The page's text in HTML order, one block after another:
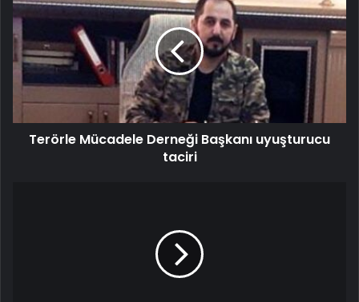
Terörle Mücadele Derneği Başkanı uyuşturucu
taciri